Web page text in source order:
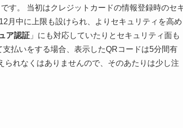
す。 当初はクレジットカードの情報登録時のセ
月中に上限も設けられ、よりセキュリティを高め
ア認証 」にも対応していたりとセキュリティ面も
払いをする場合、表示したQRコードは5分間有
れなくはありませんので、そのあたりは少し注